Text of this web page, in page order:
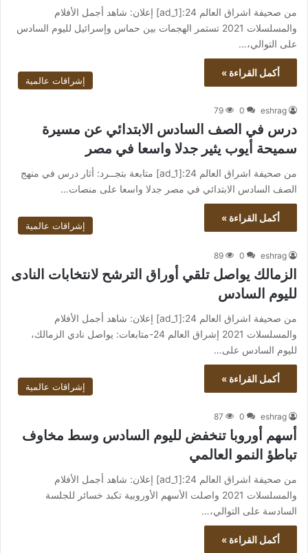
من صحيفة اشراق العالم 24:[ad_1] إعلان: شاهد أجمل الأفلام
والمسلسلات 2021 تستمر الهجمات بين حماس وإسرائيل لليوم السادس
على التوالي،…
أكمل القراءة »
إشراقات عالمية
eshrag
0
79
درس في الصف السادس الابتدائي عن مسيرة
سميحة أيوب يثير جدلا واسعا في مصر
من صحيفة اشراق العالم 24:[ad_1] متابعة بتجــرد: أثار درس في منهج
الصف السادس الابتدائي في مصر جدلا واسعا على منصات…
أكمل القراءة »
إشراقات عالمية
eshrag
0
89
الزمالك يواصل تلقي أوراق الترشح لانتخابات النادى
لليوم السادس
من صحيفة اشراق العالم 24:[ad_1] إعلان: شاهد أجمل الأفلام
والمسلسلات 2021 إشراق العالم 24-متابعات: يواصل نادي الزمالك،
لليوم السادس على…
أكمل القراءة »
إشراقات عالمية
eshrag
0
87
أسهم أوروبا تنخفض لليوم السادس وسط مخاوف
تباطؤ النمو العالمي
من صحيفة اشراق العالم 24:[ad_1] إعلان: شاهد أجمل الأفلام
والمسلسلات 2021 واصلت الأسهم الأوروبية تكبد خسائر للجلسة
السادسة على التوالي،…
أكمل القراءة »